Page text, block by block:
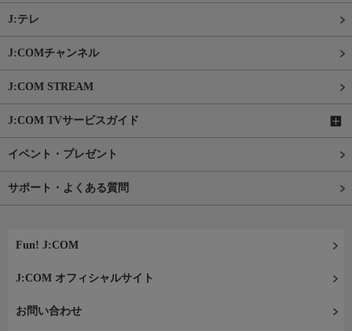
J:テレ
J:COMチャンネル
J:COM STREAM
J:COM TVサービスガイド
イベント・プレゼント
サポート・よくある質問
Fun! J:COM
J:COM オフィシャルサイト
お問い合わせ